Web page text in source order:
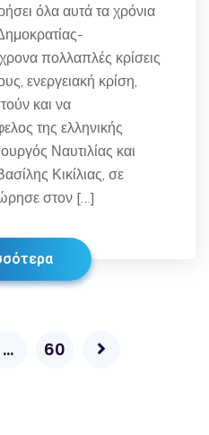
όλα αυτά τα χρόνια
πολλαπλές κρίσεις
ενεργειακή κρίση,
και να
της ελληνικής
Ναυτιλίας και
Κικίλιας, σε
στον […]
… 60